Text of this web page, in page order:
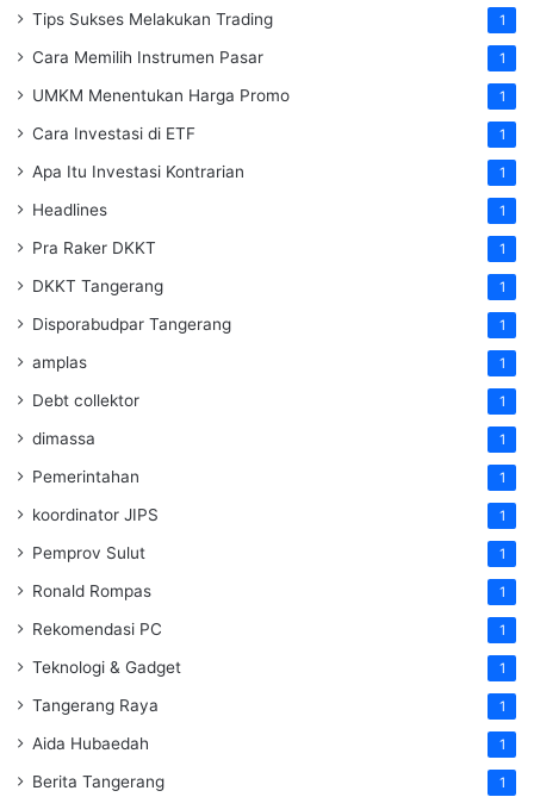
Tips Sukses Melakukan Trading 1
Cara Memilih Instrumen Pasar 1
UMKM Menentukan Harga Promo 1
Cara Investasi di ETF 1
Apa Itu Investasi Kontrarian 1
Headlines 1
Pra Raker DKKT 1
DKKT Tangerang 1
Disporabudpar Tangerang 1
amplas 1
Debt collektor 1
dimassa 1
Pemerintahan 1
koordinator JIPS 1
Pemprov Sulut 1
Ronald Rompas 1
Rekomendasi PC 1
Teknologi & Gadget 1
Tangerang Raya 1
Aida Hubaedah 1
Berita Tangerang 1